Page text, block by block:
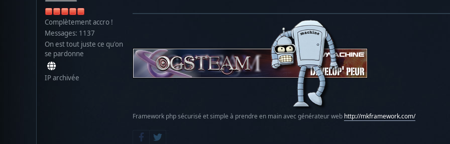
Complètement accro !
Messages: 1137
On est tout juste ce qu'on
se pardonne
IP archivée
Framework php sécurisé et simple à prendre en main avec générateur web http://mkframework.com/